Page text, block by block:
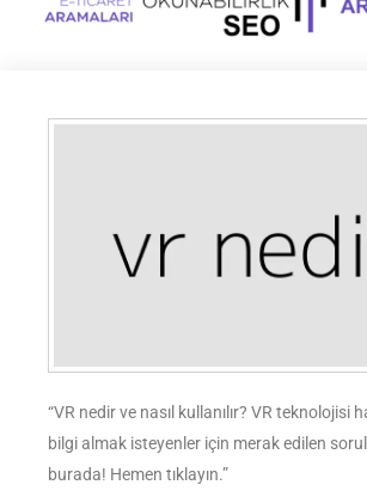
“VR nedir ve nasıl kullanılır? VR teknolojisi
bilgi almak isteyenler için merak edilen
burada! Hemen tıklayın.”